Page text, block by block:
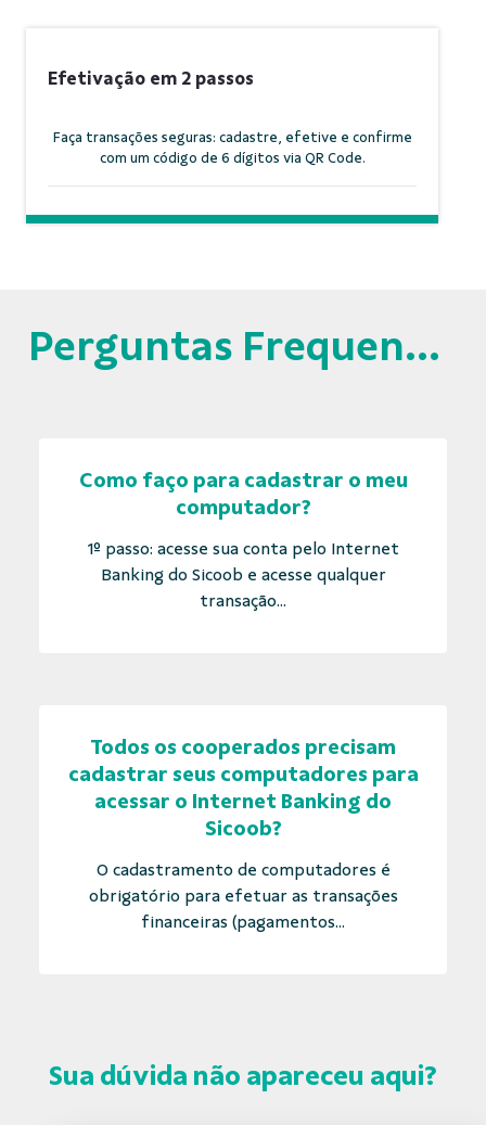
Efetivação em 2 passos
Faça transações seguras: cadastre, efetive e confirme
com um código de 6 dígitos via QR Code.
Perguntas Frequentes
Como faço para cadastrar o meu
computador?
1º passo: acesse sua conta pelo Internet
Banking do Sicoob e acesse qualquer
transação...
Todos os cooperados precisam
cadastrar seus computadores para
acessar o Internet Banking do
Sicoob?
O cadastramento de computadores é
obrigatório para efetuar as transações
financeiras (pagamentos...
Sua dúvida não apareceu aqui?